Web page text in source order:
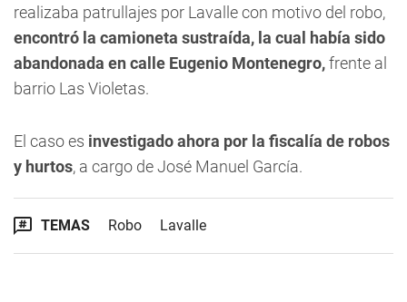
realizaba patrullajes por Lavalle con motivo del robo,
encontró la camioneta sustraída, la cual había sido
abandonada en calle Eugenio Montenegro,frente al
barrio Las Violetas.
El caso es investigado ahora por la fiscalía de robos
y hurtos, a cargo de José Manuel García.
TEMAS Robo Lavalle